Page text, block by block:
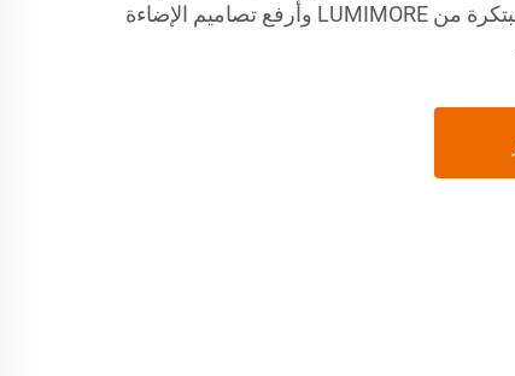
الأمد. استكشف منتجات LED المبتكرة من LUMIMORE وأرفع تصاميم الإضاءة